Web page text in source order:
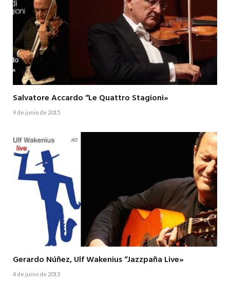
Salvatore Accardo “Le Quattro Stagioni»
9 de junio de 2015
Gerardo Núñez, Ulf Wakenius “Jazzpaña Live»
4 de junio de 2015